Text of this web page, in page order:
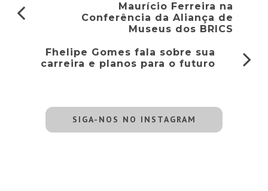
Maurício Ferreira na
Conferência da Aliança de
Museus dos BRICS
Fhelipe Gomes fala sobre sua
carreira e planos para o futuro
SIGA-NOS NO INSTAGRAM